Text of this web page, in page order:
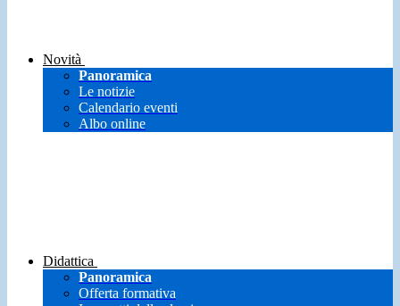
Novità
Panoramica
Le notizie
Calendario eventi
Albo online
Didattica
Panoramica
Offerta formativa